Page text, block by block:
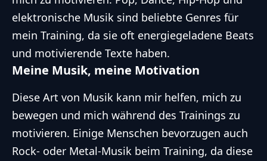
elektronische Musik sind beliebte Genres für
mein Training, da sie oft energiegeladene Beats
und motivierende Texte haben.
Meine Musik, meine Motivation
Diese Art von Musik kann mir helfen, mich zu
bewegen und mich während des Trainings zu
motivieren. Einige Menschen bevorzugen auch
Rock- oder Metal-Musik beim Training, da diese